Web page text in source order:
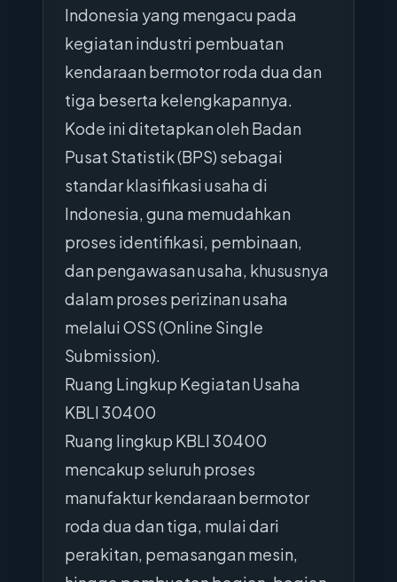
Indonesia yang mengacu pada
kegiatan industri pembuatan
kendaraan bermotor roda dua dan
tiga beserta kelengkapannya.
Kode ini ditetapkan oleh Badan
Pusat Statistik (BPS) sebagai
standar klasifikasi usaha di
Indonesia, guna memudahkan
proses identifikasi, pembinaan,
dan pengawasan usaha, khususnya
dalam proses perizinan usaha
melalui OSS (Online Single
Submission).
Ruang Lingkup Kegiatan Usaha
KBLI 30400
Ruang lingkup KBLI 30400
mencakup seluruh proses
manufaktur kendaraan bermotor
roda dua dan tiga, mulai dari
perakitan, pemasangan mesin,